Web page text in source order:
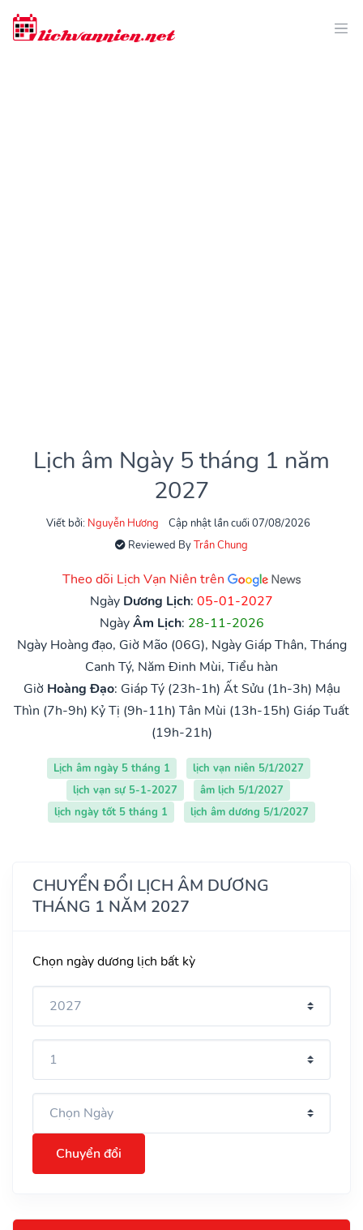
Lịch âm Ngày 5 tháng 1 năm
2027
Viết bởi: Nguyễn Hương
Cập nhật lần cuối 07/08/2026
Reviewed ByTrần Chung
Theo dõi Lịch Vạn Niên trên
Ngày Dương Lịch: 05-01-2027
NgàyÂm Lịch: 28-11-2026
Ngày Hoàng đạo, Giờ Mão (06G), Ngày Giáp Thân, Tháng
Canh Tý, Năm Đinh Mùi, Tiểu hàn
Giờ Hoàng Đạo: Giáp Tý (23h-1h) Ất Sửu (1h-3h) Mậu
Thìn (7h-9h) Kỷ Tị (9h-11h) Tân Mùi (13h-15h) Giáp Tuất
(19h-21h)
Lịch âm ngày 5 tháng 1
lịch vạn niên 5/1/2027
lịch vạn sự 5-1-2027
âm lịch 5/1/2027
lịch ngày tốt 5 tháng 1
lịch âm dương 5/1/2027
CHUYỂN ĐỔI LỊCH ÂM DƯƠNG
THÁNG 1 NĂM 2027
Chọn ngày dương lịch bất kỳ
Chuyển đổi